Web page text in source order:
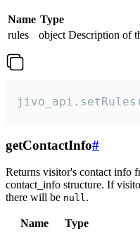
Name Type
rules
object Description of
getContactInfo#
Returns visitor's contact info
contact_info structure. If
there will be null.
Name Type